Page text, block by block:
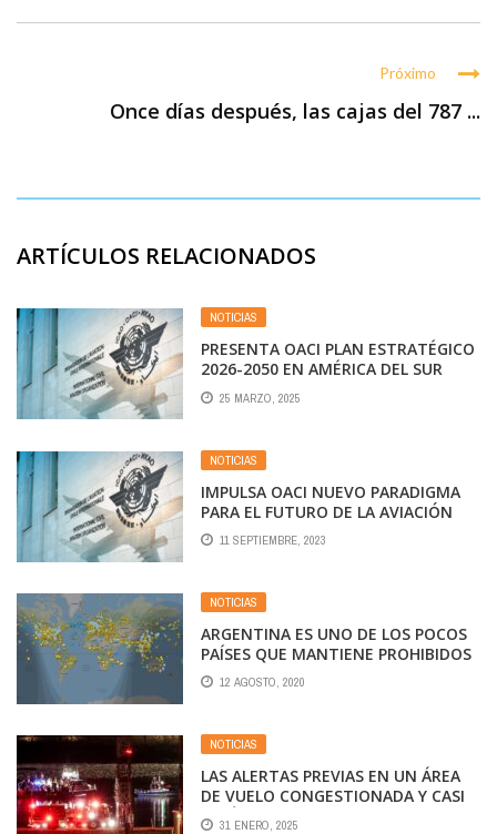
Próximo
Once días después, las cajas del 787 ...
ARTÍCULOS RELACIONADOS
NOTICIAS
PRESENTA OACI PLAN ESTRATÉGICO
2026-2050 EN AMÉRICA DEL SUR
25 MARZO, 2025
NOTICIAS
IMPULSA OACI NUEVO PARADIGMA
PARA EL FUTURO DE LA AVIACIÓN
11 SEPTIEMBRE, 2023
NOTICIAS
ARGENTINA ES UNO DE LOS POCOS
PAÍSES QUE MANTIENE PROHIBIDOS
LA MAYORÍA DE LOS VUELOS
LOCALES E INTERNACIONALES
12 AGOSTO, 2020
NOTICIAS
LAS ALERTAS PREVIAS EN UN ÁREA
DE VUELO CONGESTIONADA Y CASI
AL LÍMITE
31 ENERO, 2025